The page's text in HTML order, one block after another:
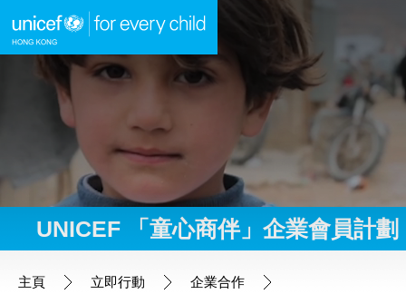
跳到內容（按回車鍵）
A
UNICEF 「童心商伴」企業會員計劃
主頁 立即行動
企業合作